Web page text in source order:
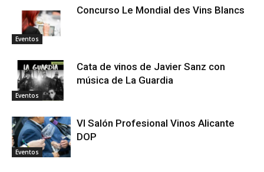
Eventos
Concurso Le Mondial des Vins Blancs
Eventos
Cata de vinos de Javier Sanz con
música de La Guardia
Eventos
VI Salón Profesional Vinos Alicante
DOP